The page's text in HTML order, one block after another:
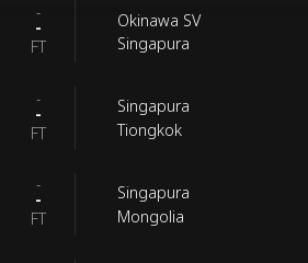
-
-
FT
Okinawa SV
Singapura
-
-
FT
Singapura
Tiongkok
-
-
FT
Singapura
Mongolia